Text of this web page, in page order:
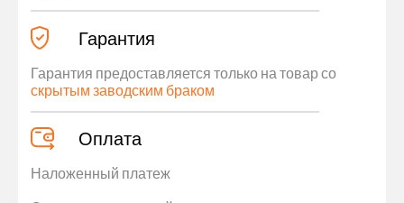
Гарантия
Гарантия предоставляется только на товар со
скрытым заводским браком
Оплата
Наложенный платеж